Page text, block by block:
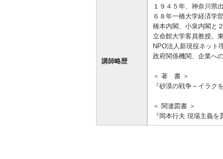
講師略歴
１９４５年、神奈川県
６８年一橋大学経済学
橋本内閣、小泉内閣と
立命館大学客員教授。
NPO法人新現役ネット
政府関係機関、企業へ
＜ 著 書 ＞
『砂漠の戦争～イラ
＜ 関連図書 ＞
『岡本行夫 現場主義